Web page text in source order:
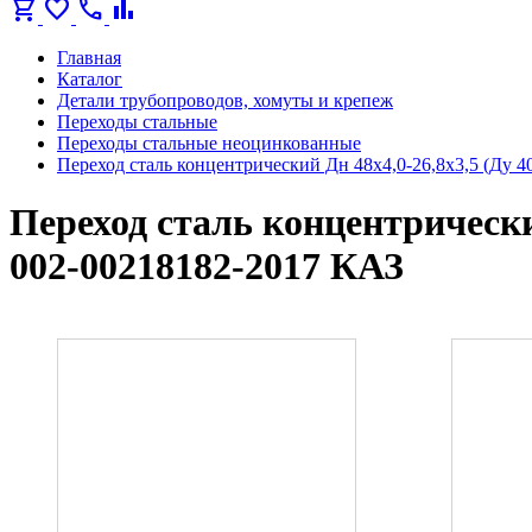
shopping_cart favorite call bar_chart
Главная
Каталог
Детали трубопроводов, хомуты и крепеж
Переходы стальные
Переходы стальные неоцинкованные
Переход сталь концентрический Дн 48х4,0-26,8х3,5
Переход сталь
002-00218182-2017 КАЗ